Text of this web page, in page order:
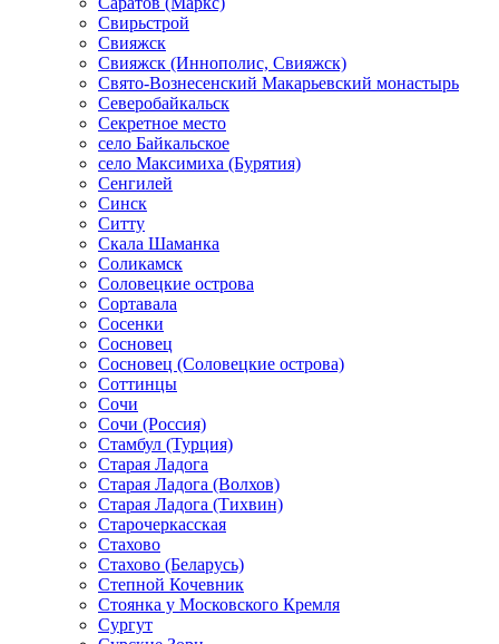
Свирьстрой
Свияжск
Свияжск (Иннополис, Свияжск)
Свято-Вознесенский Макарьевский монастырь
Северобайкальск
Секретное место
село Байкальское
село Максимиха (Бурятия)
Сенгилей
Синск
Ситту
Скала Шаманка
Соликамск
Соловецкие острова
Сортавала
Сосенки
Сосновец
Сосновец (Соловецкие острова)
Соттинцы
Сочи
Сочи (Россия)
Стамбул (Турция)
Старая Ладога
Старая Ладога (Волхов)
Старая Ладога (Тихвин)
Старочеркасская
Стахово
Стахово (Беларусь)
Степной Кочевник
Стоянка у Московского Кремля
Сургут